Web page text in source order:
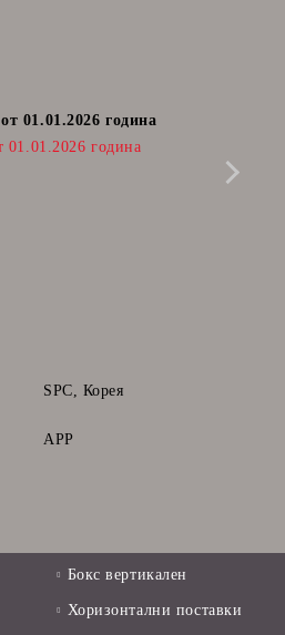
01.01.2026 година
01.01.2026 година
SPC, Корея
APP
Бокс вертикален
Хоризонтални поставки